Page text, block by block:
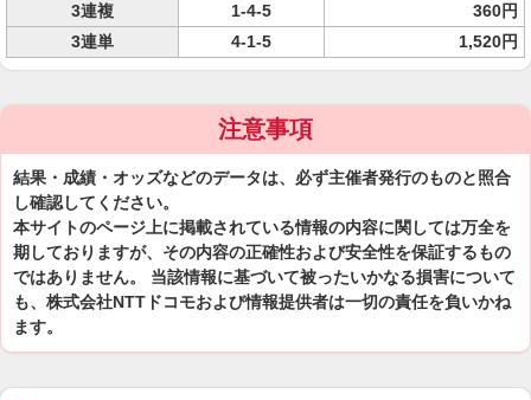
3連複
1-4-5
360円
3連単
4-1-5 1,520円
注意事項
結果・成績・オッズなどのデータは、必ず主催者発行のものと照合
し確認してください。
本サイトのページ上に掲載されている情報の内容に関しては万全を
期しておりますが、その内容の正確性および安全性を保証するもの
ではありません。 当該情報に基づいて被ったいかなる損害について
も、株式会社NTTドコモおよび情報提供者は一切の責任を負いかね
ます。